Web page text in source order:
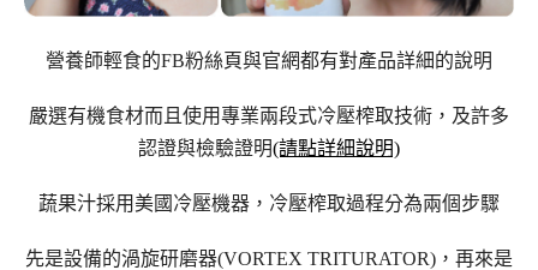
營養師輕食的FB粉絲頁與官網都有對產品詳細的說明
嚴選有機食材而且使用專業兩段式冷壓榨取技術，及許多
認證與檢驗證明(請點詳細說明)
蔬果汁採用美國冷壓機器，冷壓榨取過程分為兩個步驟
先是設備的渦旋研磨器(VORTEX TRITURATOR)，再來是